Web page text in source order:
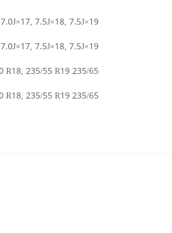
7.0J×17, 7.5J×18, 7.5J×19
7.0J×17, 7.5J×18, 7.5J×19
235/65 R17, 235/60 R18, 235/55 R19
235/65 R17, 235/60 R18, 235/55 R19